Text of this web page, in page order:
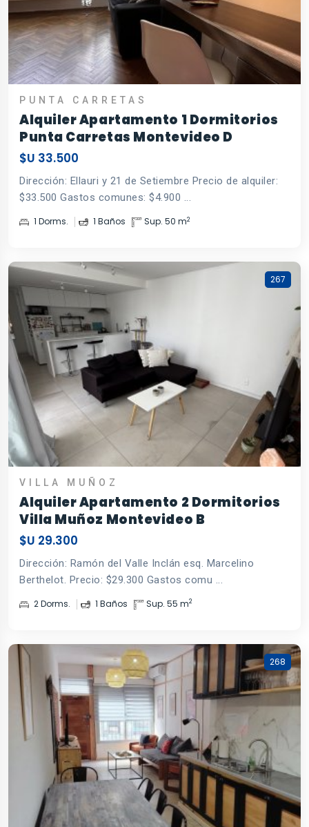
PUNTA CARRETAS
Alquiler Apartamento 1 Dormitorios
Punta Carretas Montevideo D
$U 33.500
Dirección: Ellauri y 21 de Setiembre Precio de alquiler:
$33.500 Gastos comunes: $4.900 ...
1 Dorms. 1 Baños Sup. 50 m2
267
VILLA MUÑOZ
Alquiler Apartamento 2 Dormitorios
Villa Muñoz Montevideo B
$U 29.300
Dirección: Ramón del Valle Inclán esq. Marcelino
Berthelot. Precio: $29.300 Gastos comu ...
2 Dorms. 1 Baños Sup. 55 m2
268